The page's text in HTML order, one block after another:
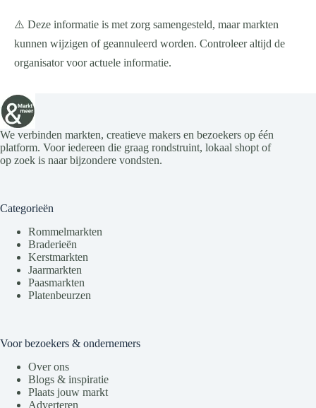
⚠️ Deze informatie is met zorg samengesteld, maar markten
kunnen wijzigen of geannuleerd worden. Controleer altijd de
organisator voor actuele informatie.
We verbinden markten, creatieve makers en bezoekers op één
platform. Voor iedereen die graag rondstruint, lokaal shopt of
op zoek is naar bijzondere vondsten.
Categorieën
Rommelmarkten
Braderieën
Kerstmarkten
Jaarmarkten
Paasmarkten
Platenbeurzen
Voor bezoekers & ondernemers
Over ons
Blogs & inspiratie
Plaats jouw markt
Adverteren